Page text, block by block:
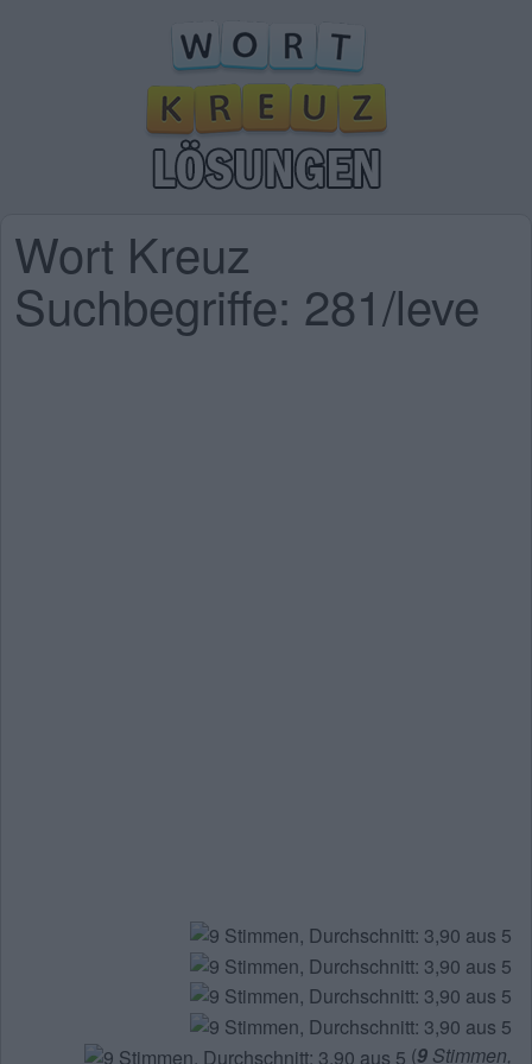
Wort Kreuz
Suchbegriffe: 281/leve
(9 Stimmen,